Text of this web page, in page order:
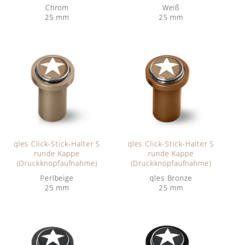
Chrom
25 mm
qles Click-Stick-Halter S
runde Kappe
(Druckknopfaufnahme)
Perlbeige
25 mm
Weiß
25 mm
qles Click-Stick-Halter S
runde Kappe
(Druckknopfaufnahme)
qles Bronze
25 mm